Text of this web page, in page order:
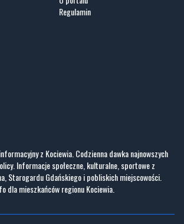
z Kociewia. Codzienna dawka najnowszych
Informacje społeczne, kulturalne, sportowe z
Starogardu Gdańskiego i pobliskich miejscowości.
dla mieszkańców regionu Kociewia.